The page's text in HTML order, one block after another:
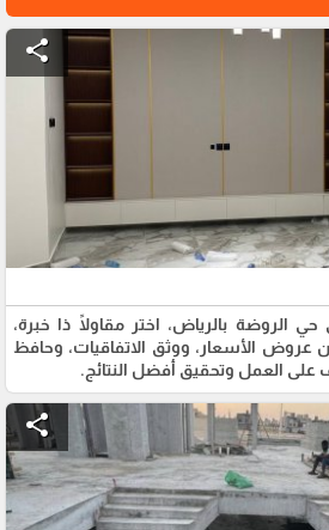
share
بالرياض، اختر مقاولًا ذا خبرة،
الأسعار، ووثق الاتفاقيات، وحافظ
العمل وتحقيق أفضل النتائج.
share